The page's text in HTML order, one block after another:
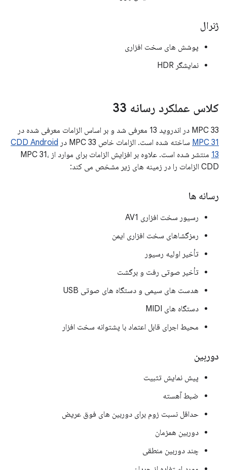
ژنرال
پوشش های سخت افزاری
نمایشگر HDR
کلاس عملکرد رسانه 33
MPC 33 در اندروید 13 معرفی شد و بر اساس الزامات معرفی شده در
MPC 31 ساخته شده است. الزامات خاص MPC 33 در
CDD Android
13
منتشر شده است. علاوه بر افزایش الزامات برای موارد از MPC 31،
CDD الزامات را در زمینه های زیر مشخص می کند:
رسانه ها
رسیور سخت افزاری AV1
رمزگشاهای سخت افزاری ایمن
تأخیر اولیه رسیور
تأخیر صوتی رفت و برگشت
هدست های سیمی و دستگاه های صوتی USB
دستگاه های MIDI
محیط اجرای قابل اعتماد با پشتوانه سخت افزار
دوربین
پیش نمایش تثبیت
ضبط آهسته
حداقل نسبت زوم برای دوربین های فوق عریض
دوربین همزمان
چند دوربین منطقی